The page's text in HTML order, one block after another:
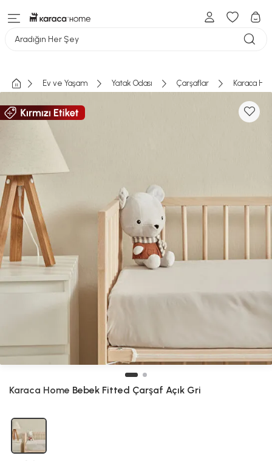
Aradığın Her Şey
Ev ve Yaşam Yatak Odası Çarşaflar Karaca
Karaca Home Bebek Fitted Çarşaf Açık Gri